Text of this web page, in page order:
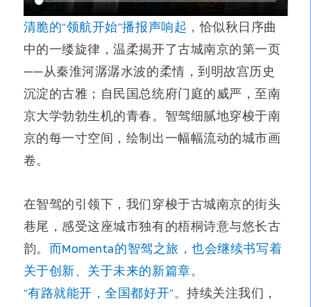
清脆的“领航开始”播报声响起，恰似秋日序曲
中的一缕旋律，温柔揭开了古城南京的第一页
——从秦淮河潺潺水波的柔情，到明故宫历史
沉淀的古雅；自民国总统府门庭的威严，至南
京大学勃勃生机的青春。智驾细腻地穿梭于南
京的每一寸空间，绘制出一幅幅流动的城市画
卷。
在智驾的引领下，我们穿梭于古城南京的街头
巷尾，感受这座城市独有的梧桐诗意与悠长古
韵。 而Momenta的智驾之旅，也会继续书写着
关于创新、关于未来的新篇章。
“有路就能开，全国都好开”。持续关注我们，